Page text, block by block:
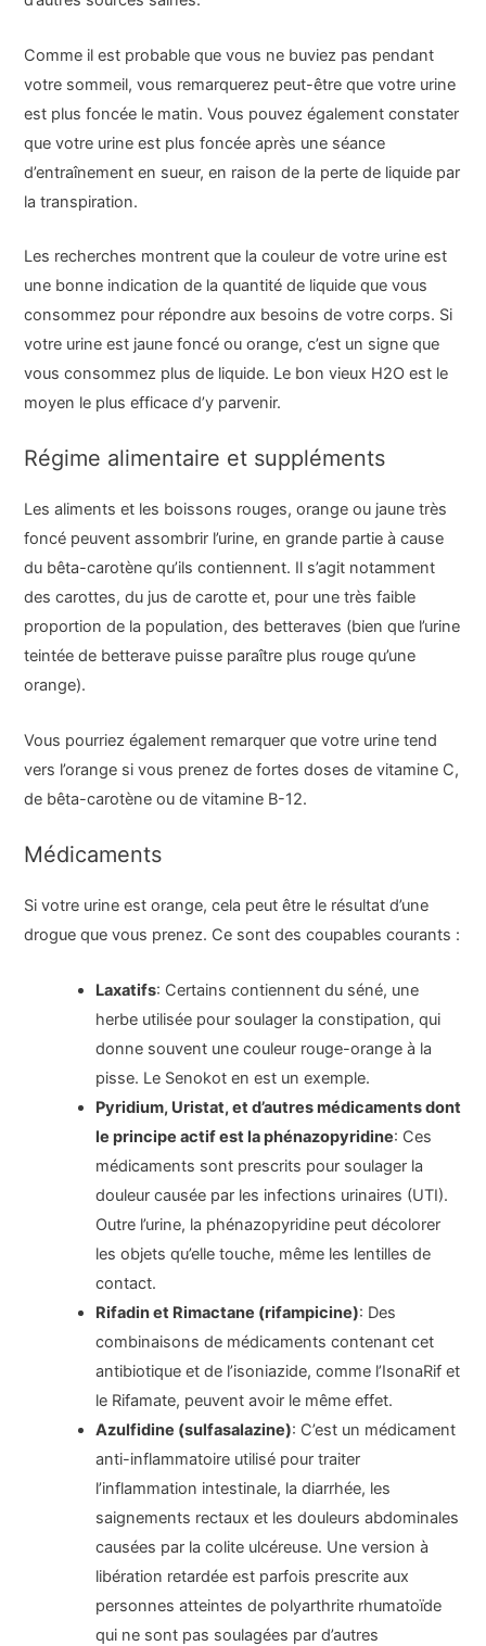
Comme il est probable que vous ne buviez pas pendant
votre sommeil, vous remarquerez peut-être que votre urine
est plus foncée le matin. Vous pouvez également constater
que votre urine est plus foncée après une séance
d’entraînement en sueur, en raison de la perte de liquide par
la transpiration.
Les recherches montrent que la couleur de votre urine est
une bonne indication de la quantité de liquide que vous
consommez pour répondre aux besoins de votre corps. Si
votre urine est jaune foncé ou orange, c’est un signe que
vous consommez plus de liquide. Le bon vieux H2O est le
moyen le plus efficace d’y parvenir.
Régime alimentaire et suppléments
Les aliments et les boissons rouges, orange ou jaune très
foncé peuvent assombrir l’urine, en grande partie à cause
du bêta-carotène qu’ils contiennent. Il s’agit notamment
des carottes, du jus de carotte et, pour une très faible
proportion de la population, des betteraves (bien que l’urine
teintée de betterave puisse paraître plus rouge qu’une
orange).
Vous pourriez également remarquer que votre urine tend
vers l’orange si vous prenez de fortes doses de vitamine C,
de bêta-carotène ou de vitamine B-12.
Médicaments
Si votre urine est orange, cela peut être le résultat d’une
drogue que vous prenez. Ce sont des coupables courants :
Laxatifs: Certains contiennent du séné, une
herbe utilisée pour soulager la constipation, qui
donne souvent une couleur rouge-orange à la
pisse. Le Senokot en est un exemple.
Pyridium, Uristat, et d’autres médicaments dont
le principe actif est la phénazopyridine: Ces
médicaments sont prescrits pour soulager la
douleur causée par les infections urinaires (UTI).
Outre l’urine, la phénazopyridine peut décolorer
les objets qu’elle touche, même les lentilles de
contact.
Rifadin et Rimactane (rifampicine): Des
combinaisons de médicaments contenant cet
antibiotique et de l’isoniazide, comme l’IsonaRif et
le Rifamate, peuvent avoir le même effet.
Azulfidine (sulfasalazine): C’est un médicament
anti-inflammatoire utilisé pour traiter
l’inflammation intestinale, la diarrhée, les
saignements rectaux et les douleurs abdominales
causées par la colite ulcéreuse. Une version à
libération retardée est parfois prescrite aux
personnes atteintes de polyarthrite rhumatoïde
qui ne sont pas soulagées par d’autres